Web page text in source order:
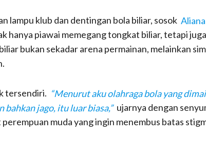
lampu klub dan dentingan bola biliar, sosok Aliana
hanya piawai memegang tongkat biliar, tetapi
bukan sekadar arena permainan, melainkan
tersendiri. “Menurut aku olahraga bola yang
jago, itu luar biasa,” ujarnya dengan
muda yang ingin menembus batas